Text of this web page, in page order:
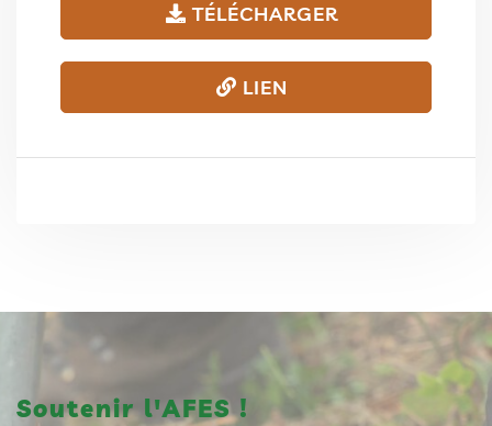
TÉLÉCHARGER
LIEN
Soutenir l'AFES !